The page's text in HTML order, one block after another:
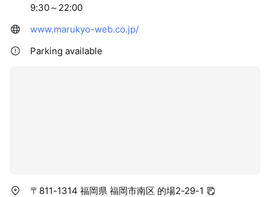
9:30～22:00
www.marukyo-web.co.jp/
Parking available
〒811-1314 福岡県 福岡市南区 的場2-29-1